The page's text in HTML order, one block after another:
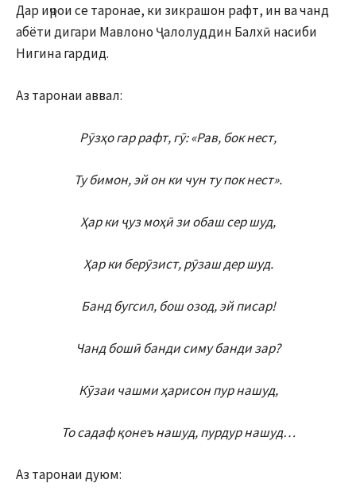
Дар иҷрои се таронае, ки зикрашон рафт, ин ва чанд
абёти дигари Мавлоно Ҷалолуддин Балхӣ насиби
Нигина гардид.
Аз таронаи аввал:
Рӯзҳо гар рафт, гӯ: «Рав, бок нест,
Ту бимон, эй он ки чун ту пок нест».
Ҳар ки ҷуз моҳӣ зи обаш сер шуд,
Ҳар ки берӯзист, рӯзаш дер шуд.
Банд бугсил, бош озод, эй писар!
Чанд бошӣ банди симу банди зар?
Кӯзаи чашми ҳарисон пур нашуд,
То садаф қонеъ нашуд, пурдур нашуд…
Аз таронаи дуюм: